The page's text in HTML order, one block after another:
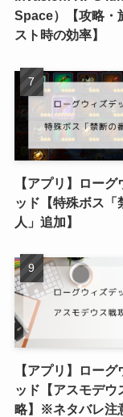
Space）【攻略・
スト時の効率】
【アプリ】ロー
ッド【特殊ボス「
人」追加】
【アプリ】ロー
ッド【アスモデウ
略】※ネタバレ注